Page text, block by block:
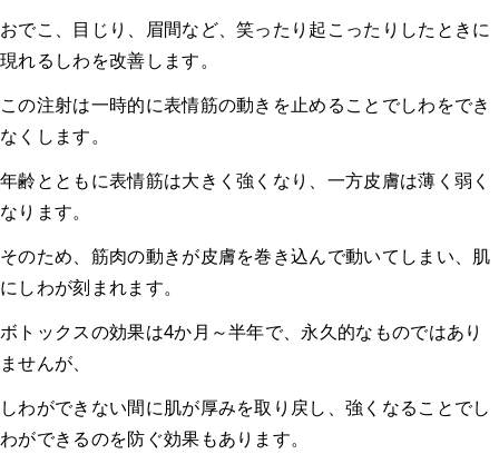
おでこ、目じり、眉間など、笑ったり起こったりしたときに
現れるしわを改善します。
この注射は一時的に表情筋の動きを止めることでしわをでき
なくします。
年齢とともに表情筋は大きく強くなり、一方皮膚は薄く弱く
なります。
そのため、筋肉の動きが皮膚を巻き込んで動いてしまい、肌
にしわが刻まれます。
ボトックスの効果は4か月～半年で、永久的なものではあり
ませんが、
しわができない間に肌が厚みを取り戻し、強くなることでし
わができるのを防ぐ効果もあります。